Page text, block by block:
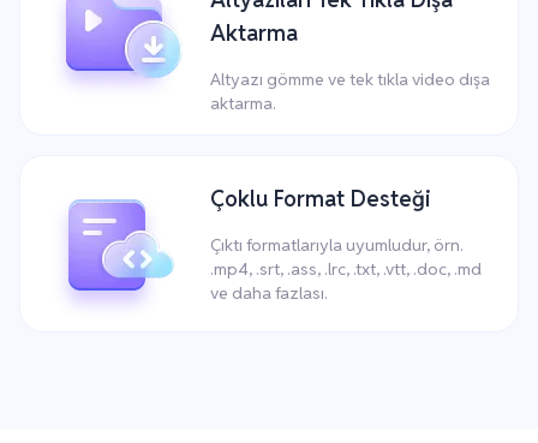
Aktarma
Altyazı gömme ve tek tıkla video dışa
aktarma.
Çoklu Format Desteği
Çıktı formatlarıyla uyumludur, örn.
.mp4, .srt, .ass, .lrc, .txt, .vtt, .doc, .md
ve daha fazlası.